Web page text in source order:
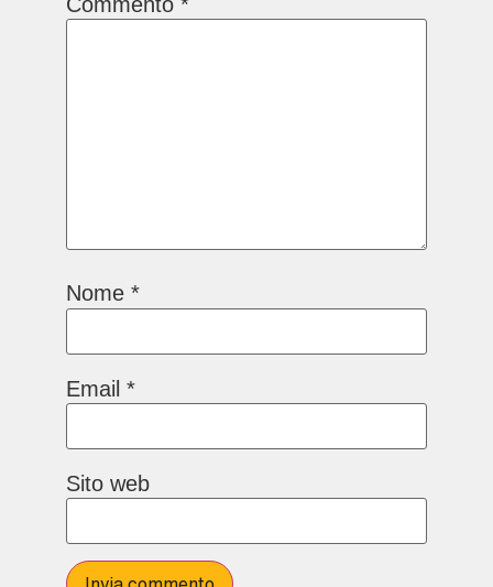
Nome *
Email *
Sito web